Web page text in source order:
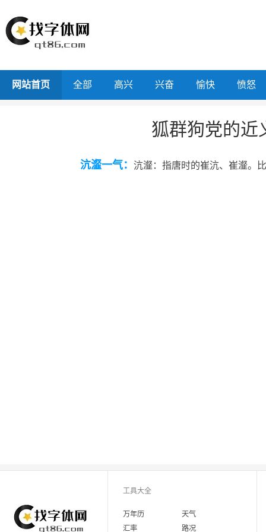
网站首页 全部 高兴 兴奋 愉快 愤怒
狐群狗党的近
沆瀣一气： 沆瀣：指唐时的崔沆、崔瀣。
工具大全
万年历
天气
汇率
路况